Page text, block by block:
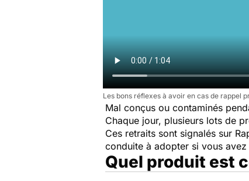
Les bons réflexes à avoir en cas de rappel
Mal conçus ou contaminés
Chaque jour, plusieurs lots de
Ces retraits sont signalés sur
conduite à adopter si vous
Quel produit est